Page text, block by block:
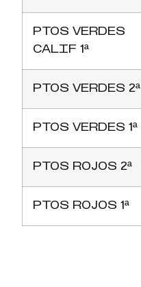
PTOS VERDES
CALIF 1ª
PTOS VERDES 2ª
PTOS VERDES 1ª
PTOS ROJOS 2ª
PTOS ROJOS 1ª